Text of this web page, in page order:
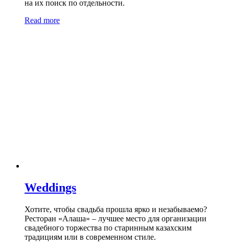
на их поиск по отдельности.
Read more
Weddings
Хотите, чтобы свадьба прошла ярко и незабываемо?
Ресторан «Алаша» – лучшее место для организации
свадебного торжества по старинным казахским
традициям или в современном стиле.